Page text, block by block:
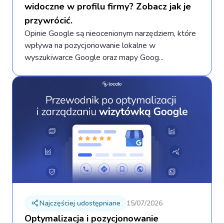
widoczne w profilu firmy? Zobacz jak je
przywrócić.
Opinie Google są nieocenionym narzędziem, które
wpływa na pozycjonowanie lokalne w
wyszukiwarce Google oraz mapy Goog...
Najczęściej udostępniane 15/07/2026
Optymalizacja i pozycjonowanie